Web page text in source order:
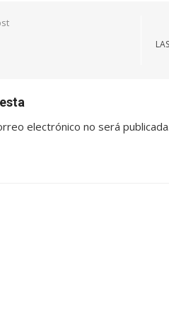
electrónico no será publicada.